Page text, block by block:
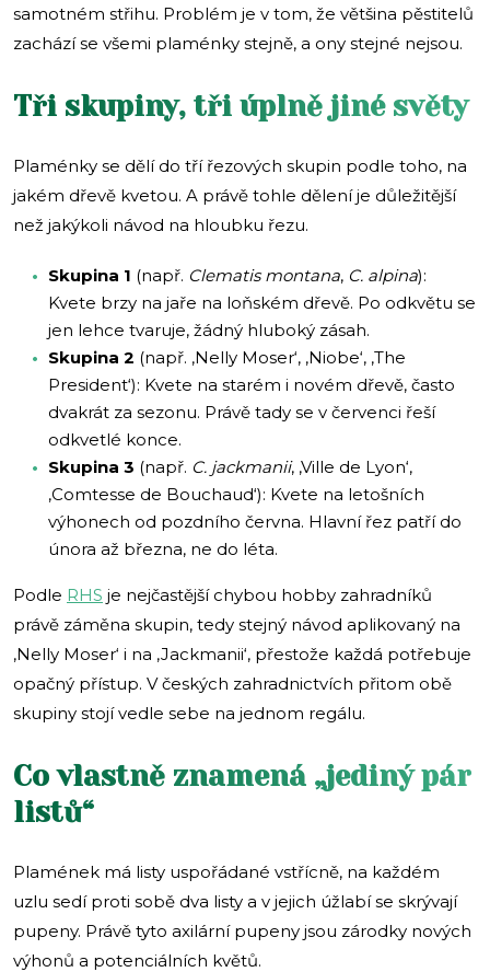
samotném střihu. Problém je v tom, že většina pěstitelů
zachází se všemi plaménky stejně, a ony stejné nejsou.
Tři skupiny, tři úplně jiné světy
Plaménky se dělí do tří řezových skupin podle toho, na
jakém dřevě kvetou. A právě tohle dělení je důležitější
než jakýkoli návod na hloubku řezu.
Skupina 1 (např. Clematis montana, C. alpina):
Kvete brzy na jaře na loňském dřevě. Po odkvětu se
jen lehce tvaruje, žádný hluboký zásah.
Skupina 2 (např. ‚Nelly Moser‘, ‚Niobe‘, ‚The
President‘): Kvete na starém i novém dřevě, často
dvakrát za sezonu. Právě tady se v červenci řeší
odkvetlé konce.
Skupina 3 (např. C. jackmanii, ‚Ville de Lyon‘,
‚Comtesse de Bouchaud‘): Kvete na letošních
výhonech od pozdního června. Hlavní řez patří do
února až března, ne do léta.
Podle RHS je nejčastější chybou hobby zahradníků
právě záměna skupin, tedy stejný návod aplikovaný na
‚Nelly Moser‘ i na ‚Jackmanii‘, přestože každá potřebuje
opačný přístup. V českých zahradnictvích přitom obě
skupiny stojí vedle sebe na jednom regálu.
Co vlastně znamená „jediný pár
listů“
Plamének má listy uspořádané vstřícně, na každém
uzlu sedí proti sobě dva listy a v jejich úžlabí se skrývají
pupeny. Právě tyto axilární pupeny jsou zárodky nových
výhonů a potenciálních květů.